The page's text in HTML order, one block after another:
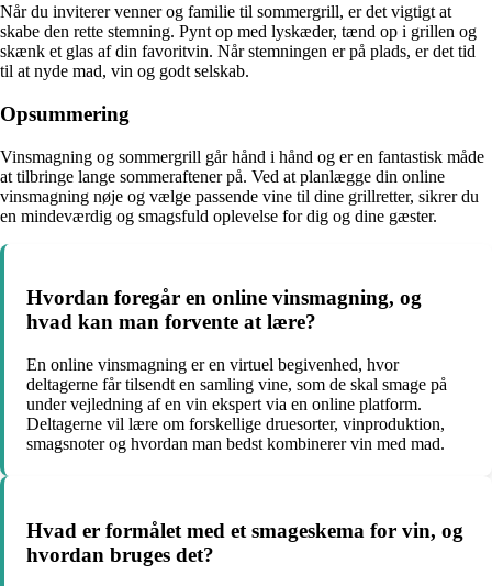
Når du inviterer venner og familie til sommergrill, er det vigtigt at
skabe den rette stemning. Pynt op med lyskæder, tænd op i grillen og
skænk et glas af din favoritvin. Når stemningen er på plads, er det tid
til at nyde mad, vin og godt selskab.
Opsummering
Vinsmagning og sommergrill går hånd i hånd og er en fantastisk måde
at tilbringe lange sommeraftener på. Ved at planlægge din online
vinsmagning nøje og vælge passende vine til dine grillretter, sikrer du
en mindeværdig og smagsfuld oplevelse for dig og dine gæster.
Hvordan foregår en online vinsmagning, og
hvad kan man forvente at lære?
En online vinsmagning er en virtuel begivenhed, hvor
deltagerne får tilsendt en samling vine, som de skal smage på
under vejledning af en vin ekspert via en online platform.
Deltagerne vil lære om forskellige druesorter, vinproduktion,
smagsnoter og hvordan man bedst kombinerer vin med mad.
Hvad er formålet med et smageskema for vin, og
hvordan bruges det?